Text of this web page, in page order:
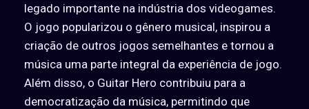
legado importante na indústria dos videogames.
O jogo popularizou o gênero musical, inspirou a
criação de outros jogos semelhantes e tornou a
música uma parte integral da experiência de jogo.
Além disso, o Guitar Hero contribuiu para a
democratização da música, permitindo que